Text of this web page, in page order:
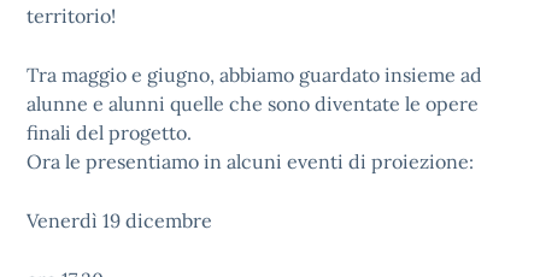
territorio!
Tra maggio e giugno, abbiamo guardato insieme ad
alunne e alunni quelle che sono diventate le opere
finali del progetto.
Ora le presentiamo in alcuni eventi di proiezione:
Venerdì 19 dicembre